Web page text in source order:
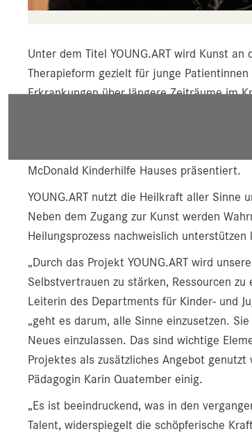
Unter dem Titel YOUNG.ART wird Kunst
Therapieform gezielt für junge
Erkrankungen über längere Zeiträume im
McDonald Kinderhilfe Hauses präsentiert.
YOUNG.ART nutzt die Heilkraft aller Sinne
Neben dem Zugang zur Kunst werden
Heilungsprozess nachweislich unterstützen
„Durch das Projekt YOUNG.ART wird
Selbstvertrauen zu stärken, Ressourcen
Leiterin des Departments für Kinder- und
„geht es darum, alle Sinne einzusetzen.
Neues einzulassen. Das sind wichtige
Projektes als zusätzliches Angebot genutzt
Pädagogin Karin Quatember einig.
„Es ist beeindruckend, was in den
Talent, widerspiegelt die schöpferische